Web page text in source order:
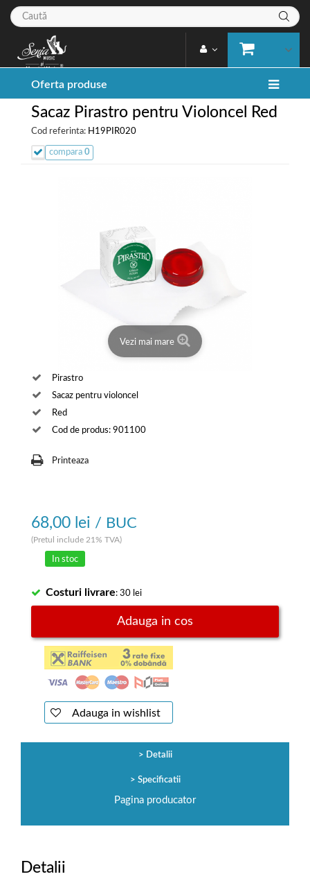
Oferta produse
Sacaz Pirastro pentru Violoncel Red
Cod referinta: H19PIR020
compara 0
Vezi mai mare
Pirastro
Sacaz pentru violoncel
Red
Cod de produs: 901100
Printeaza
68,00 lei / BUC
(Pretul include 21% TVA)
In stoc
Costuri livrare: 30 lei
Adauga in cos
Adauga in wishlist
Detalii
Specificatii
Pagina producator
Detalii